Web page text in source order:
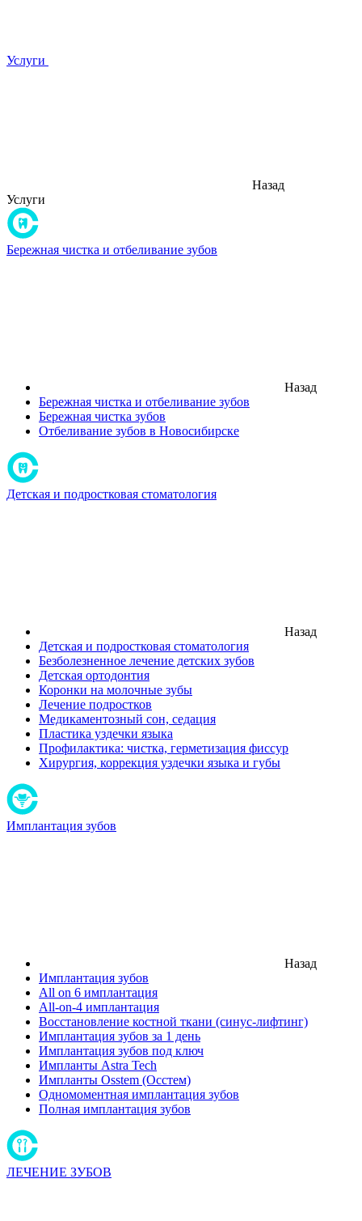
Услуги
Назад
Услуги
Бережная чистка и отбеливание зубов
Назад
Бережная чистка и отбеливание зубов
Бережная чистка зубов
Отбеливание зубов в Новосибирске
Детская и подростковая стоматология
Назад
Детская и подростковая стоматология
Безболезненное лечение детских зубов
Детская ортодонтия
Коронки на молочные зубы
Лечение подростков
Медикаментозный сон, седация
Пластика уздечки языка
Профилактика: чистка, герметизация фиссур
Хирургия, коррекция уздечки языка и губы
Имплантация зубов
Назад
Имплантация зубов
All on 6 имплантация
All-on-4 имплантация
Восстановление костной ткани (синус-лифтинг)
Имплантация зубов за 1 день
Имплантация зубов под ключ
Импланты Astra Tech
Импланты Osstem (Осстем)
Одномоментная имплантация зубов
Полная имплантация зубов
ЛЕЧЕНИЕ ЗУБОВ